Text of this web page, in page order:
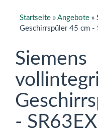
Startseite » Angebote »
Geschirrspüler 45 cm -
Siemens
-